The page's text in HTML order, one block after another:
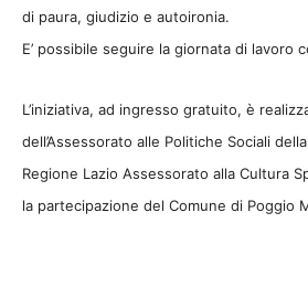
di paura, giudizio e autoironia.
E’ possibile seguire la giornata di lavoro
L’iniziativa, ad ingresso gratuito, è
dell’Assessorato alle Politiche Sociali
Regione Lazio Assessorato alla Cultura
la partecipazione del Comune di Poggio